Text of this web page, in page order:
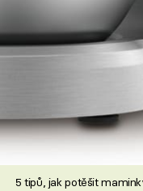
5 tipů, jak potěšit